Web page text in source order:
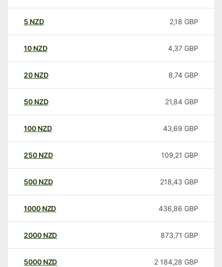
5 NZD 2,18 GBP
10 NZD 4,37 GBP
20 NZD 8,74 GBP
50 NZD 21,84 GBP
100 NZD 43,69 GBP
250 NZD 109,21 GBP
500 NZD 218,43 GBP
1000 NZD 436,86 GBP
2000 NZD 873,71 GBP
5000 NZD 2 184,28 GBP